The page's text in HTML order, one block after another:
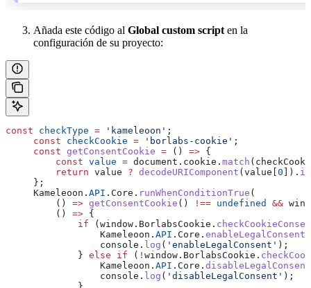
Añada este código al Global custom script en la
configuración de su proyecto:
const checkType = 'kameleoon' ;
     const
checkCookie = 'borlabs-cookie' ;
     const
getConsentCookie = () => {
         const
value = document . cookie . match (
         return
value ? decodeURIComponent ( value 0 ]).
     };
     Kameleoon
. API . Core . runWhenConditionTrue (
         ()
=> getConsentCookie () !== undefined &&
         ()
=> {
             if
( window . BorlabsCookie .
                 Kameleoon
. API . Core . enableLegalConsent
                 console
. log ( 'enableLegalConsent' );
             }
else if ( ! window . BorlabsCookie .
                 Kameleoon
. API . Core . disableLegalConsent
                 console
. log ( 'disableLegalConsent' );